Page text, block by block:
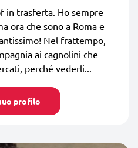
in trasferta. Ho sempre
ora che sono a Roma e
Nel frattempo,
ai cagnolini che
perché vederli...
profilo